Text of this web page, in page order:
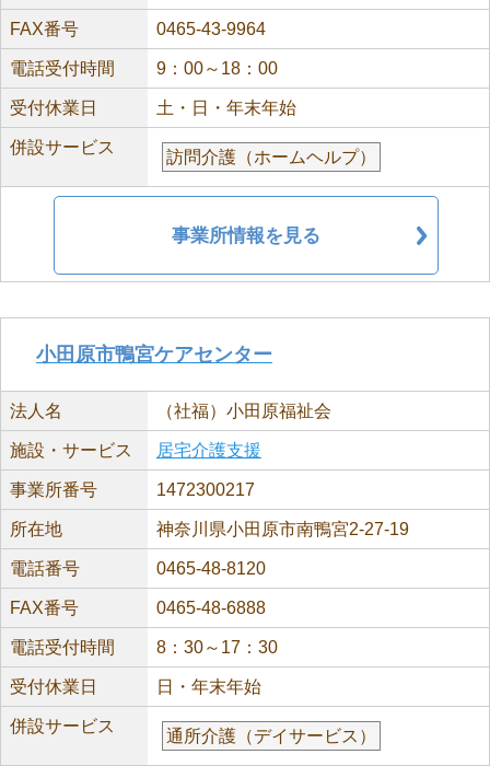
FAX番号 0465-43-9964
電話受付時間 9：00～18：00
受付休業日 土・日・年末年始
併設サービス
訪問介護（ホームヘルプ）
事業所情報を見る
小田原市鴨宮ケアセンター
法人名 （社福）小田原福祉会
施設・サービス 居宅介護支援
事業所番号 1472300217
所在地 神奈川県小田原市南鴨宮2-27-19
電話番号 0465-48-8120
FAX番号 0465-48-6888
電話受付時間 8：30～17：30
受付休業日 日・年末年始
併設サービス
通所介護（デイサービス）